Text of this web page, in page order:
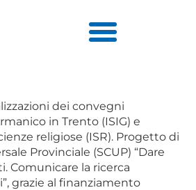
dei convegni
in Trento (ISIG) e
religiose (ISR). Progetto di
Provinciale (SCUP) “Dare
Comunicare la ricerca
grazie al finanziamento